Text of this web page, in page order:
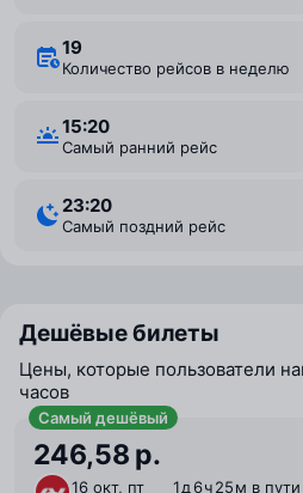
19
Количество рейсов в неделю
15:20
Самый ранний рейс
23:20
Самый поздний рейс
Дешёвые билеты
Цены, которые пользователи
часов
Самый дешёвый
246,58 р.
16 окт, пт
1 ⁠д 6 ⁠ч 25 ⁠м в